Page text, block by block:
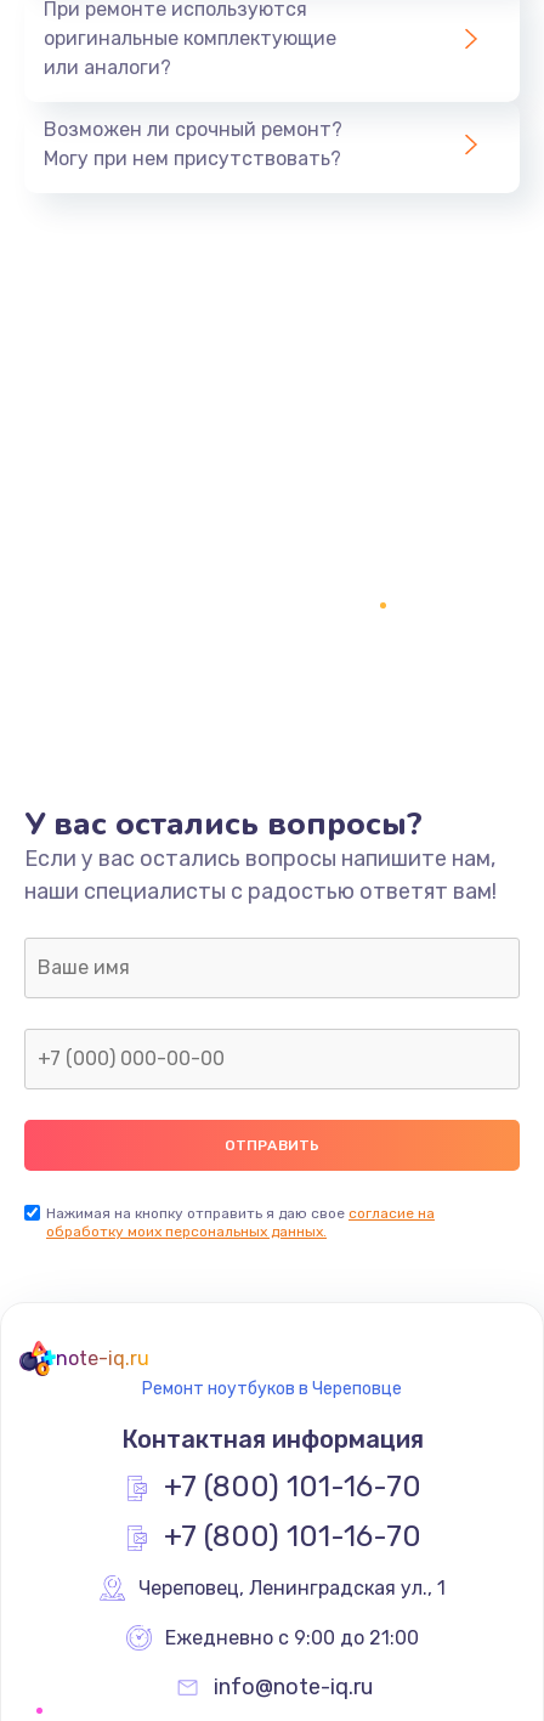
При ремонте используются
оригинальные комплектующие
или аналоги?
Возможен ли срочный ремонт?
Могу при нем присутствовать?
У вас остались вопросы?
Если у вас остались вопросы напишите нам,
наши специалисты с радостью ответят вам!
Нажимая на кнопку отправить я даю свое согласие на
обработку моих персональных данных.
note-iq.ru
Ремонт ноутбуков в Череповце
Контактная информация
+7 (800) 101-16-70
+7 (800) 101-16-70
Череповец, Ленинградская ул., 1
Ежедневно с 9:00 до 21:00
info@note-iq.ru